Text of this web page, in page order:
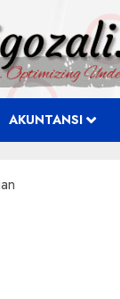
AKUNTANSI